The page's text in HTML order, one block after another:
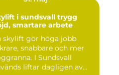
i sundsvall trygg
smartare arbete
skylift gör höga jobb
snabbare och mer
I Sundsvall
liftar dagligen av...